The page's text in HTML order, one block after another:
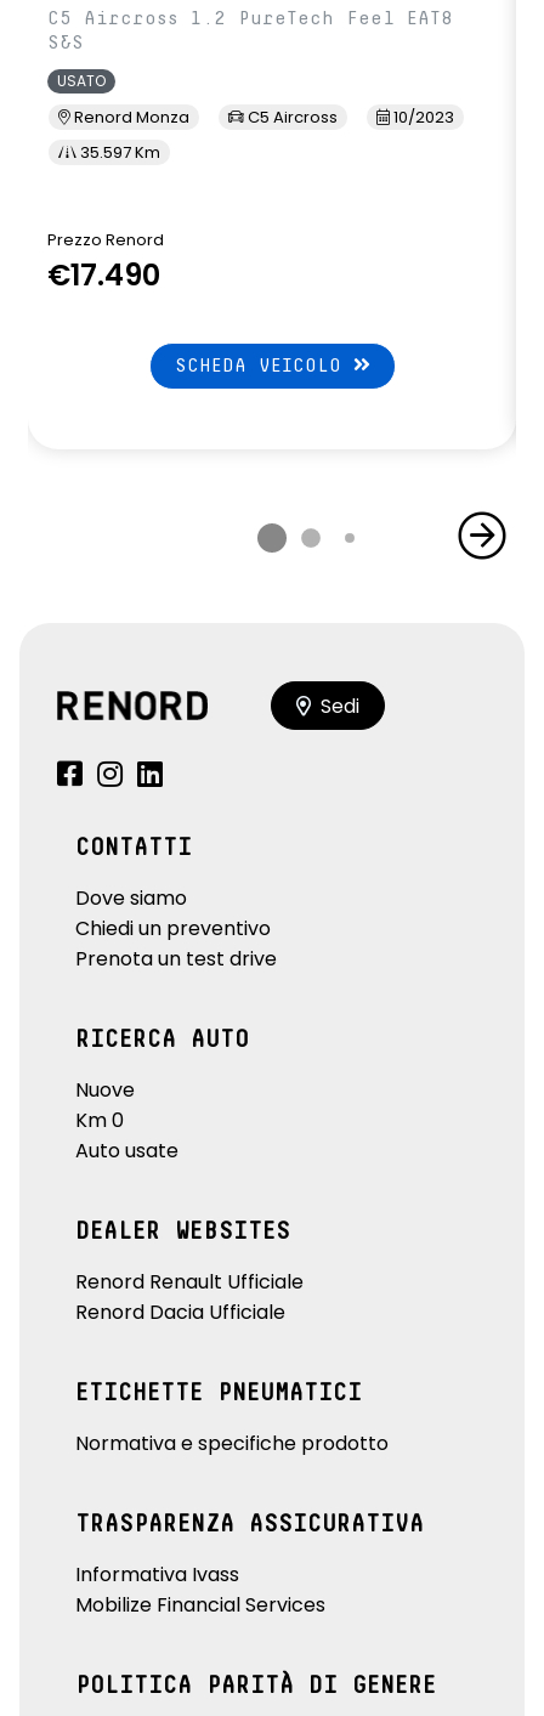
C5 Aircross 1.2 PureTech Feel EAT8
S&S
USATO
Renord Monza C5 Aircross
10/2023
35.597 Km
Prezzo Renord
€17.490
SCHEDA VEICOLO
Sedi
CONTATTI
Dove siamo
Chiedi un preventivo
Prenota un test drive
RICERCA AUTO
Nuove
Km 0
Auto usate
DEALER WEBSITES
Renord Renault Ufficiale
Renord Dacia Ufficiale
ETICHETTE PNEUMATICI
Normativa e specifiche prodotto
TRASPARENZA ASSICURATIVA
Informativa Ivass
Mobilize Financial Services
POLITICA PARITÀ DI GENERE